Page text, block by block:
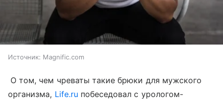
Источник: Magnific.com
О том, чем чреваты такие брюки для мужского
организма, Life.ru побеседовал с урологом-